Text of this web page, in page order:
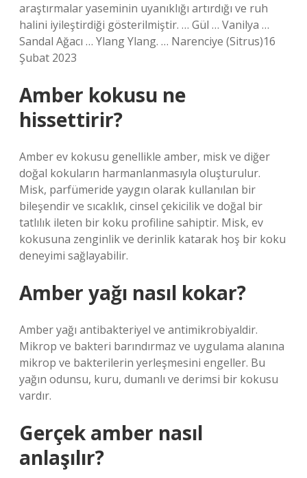
araştırmalar yaseminin uyanıklığı artırdığı ve ruh
halini iyileştirdiği gösterilmiştir. … Gül … Vanilya …
Sandal Ağacı … Ylang Ylang. … Narenciye (Sitrus)16
Şubat 2023
Amber kokusu ne
hissettirir?
Amber ev kokusu genellikle amber, misk ve diğer
doğal kokuların harmanlanmasıyla oluşturulur.
Misk, parfümeride yaygın olarak kullanılan bir
bileşendir ve sıcaklık, cinsel çekicilik ve doğal bir
tatlılık ileten bir koku profiline sahiptir. Misk, ev
kokusuna zenginlik ve derinlik katarak hoş bir koku
deneyimi sağlayabilir.
Amber yağı nasıl kokar?
Amber yağı antibakteriyel ve antimikrobiyaldir.
Mikrop ve bakteri barındırmaz ve uygulama alanına
mikrop ve bakterilerin yerleşmesini engeller. Bu
yağın odunsu, kuru, dumanlı ve derimsi bir kokusu
vardır.
Gerçek amber nasıl
anlaşılır?